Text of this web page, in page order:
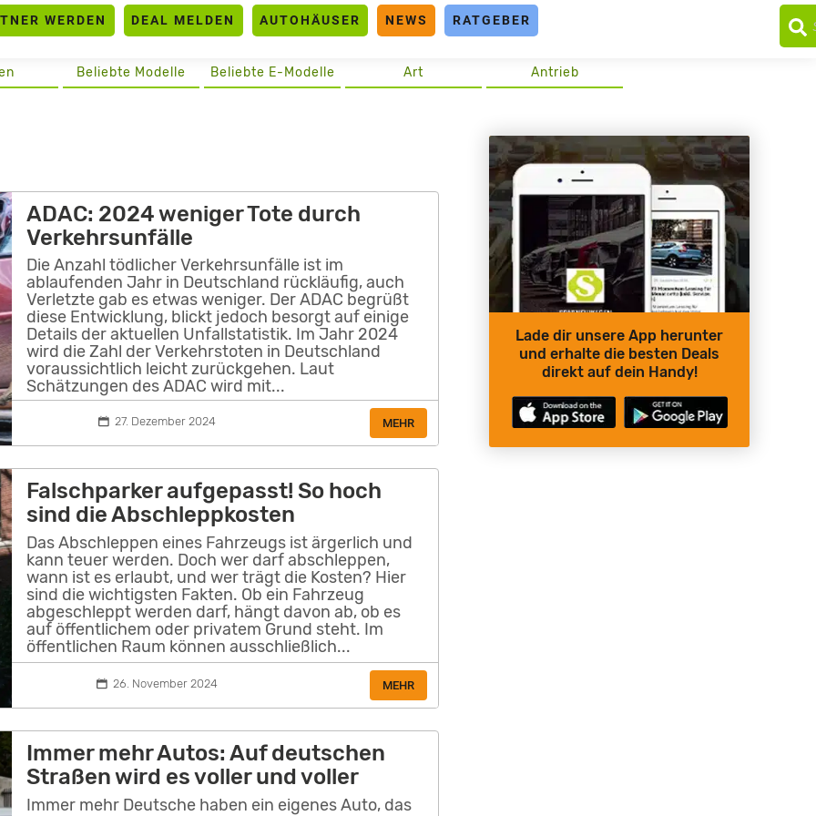
WERDEN DEAL MELDEN AUTOHÄUSER NEWS RATGEBER
Antrieb
Art
Beliebte E-Modelle
Beliebte Modelle
ADAC: 2024 weniger Tote durch
Verkehrsunfälle
Die Anzahl tödlicher Verkehrsunfälle ist im
ablaufenden Jahr in Deutschland rückläufig, auch
Verletzte gab es etwas weniger. Der ADAC begrüßt
diese Entwicklung, blickt jedoch besorgt auf einige
Details der aktuellen Unfallstatistik. Im Jahr 2024
wird die Zahl der Verkehrstoten in Deutschland
voraussichtlich leicht zurückgehen. Laut
Schätzungen des ADAC wird mit...
27. Dezember 2024 MEHR
Falschparker aufgepasst! So hoch
sind die Abschleppkosten
Das Abschleppen eines Fahrzeugs ist ärgerlich und
kann teuer werden. Doch wer darf abschleppen,
wann ist es erlaubt, und wer trägt die Kosten? Hier
sind die wichtigsten Fakten. Ob ein Fahrzeug
abgeschleppt werden darf, hängt davon ab, ob es
auf öffentlichem oder privatem Grund steht. Im
öffentlichen Raum können ausschließlich...
26. November 2024 MEHR
Immer mehr Autos: Auf deutschen
Straßen wird es voller und voller
Immer mehr Deutsche haben ein eigenes Auto, das
Lade dir unsere App herunter
und erhalte die besten Deals
direkt auf dein Handy!